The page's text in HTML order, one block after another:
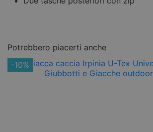
Potrebbero piacerti anche
-10%